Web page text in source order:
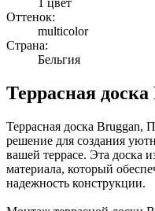
Оттенок:
multicolor
Страна:
Бельгия
Террасная
Террасная доска Bruggan,
решение для создания
вашей террасе. Эта доска
материала, который
надежность конструкции.